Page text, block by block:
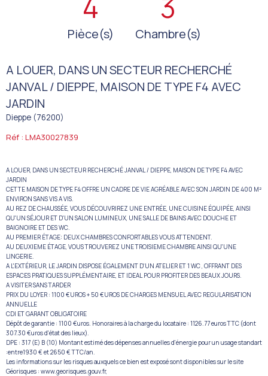
Pièce(s) Chambre(s)
A LOUER, DANS UN SECTEUR RECHERCHÉ
JANVAL / DIEPPE, MAISON DE TYPE F4 AVEC
JARDIN
Dieppe (76200)
Réf : LMA30027839
A LOUER, DANS UN SECTEUR RECHERCHÉ JANVAL / DIEPPE, MAISON DE TYPE F4 AVEC
JARDIN
CETTE MAISON DE TYPE F4 OFFRE UN CADRE DE VIE AGRÉABLE AVEC SON JARDIN DE 400 M²
ENVIRON SANS VIS A VIS.
AU REZ DE CHAUSSÉE, VOUS DÉCOUVRIREZ UNE ENTRÉE, UNE CUISINE ÉQUIPÉE, AINSI
QU'UN SÉJOUR ET D'UN SALON LUMINEUX, UNE SALLE DE BAINS AVEC DOUCHE ET
BAIGNOIRE ET DES WC.
AU PREMIER ÉTAGE: DEUX CHAMBRES CONFORTABLES VOUS ATTENDENT.
AU DEUXIEME ÉTAGE, VOUS TROUVEREZ UNE TROISIEME CHAMBRE AINSI QU'UNE
LINGERIE.
A L'EXTÉRIEUR, LE JARDIN DISPOSE ÉGALEMENT D'UN ATELIER ET 1 WC , OFFRANT DES
ESPACES PRATIQUES SUPPLÉMENTAIRE, ET IDEAL POUR PROFITER DES BEAUX JOURS.
A VISITER SANS TARDER
PRIX DU LOYER : 1100 €UROS + 50 €UROS DE CHARGES MENSUEL AVEC REGULARISATION
ANNUELLE
CDI ET GARANT OBLIGATOIRE
Dépôt de garantie : 1100 €uros. Honoraires à la charge du locataire : 1126.77 euros TTC (dont
307.30 €uros d'état des lieux).
DPE : 317 (E) B (10) Montant estimé des dépenses annuelles d'énergie pour un usage standart
:entre1930 € et 2650 € TTC/an.
Les informations sur les risques auxquels ce bien est exposé sont disponibles sur le site
Géorisques : www.georisques.gouv.fr,